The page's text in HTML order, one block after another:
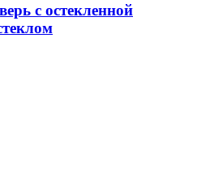
с остекленной